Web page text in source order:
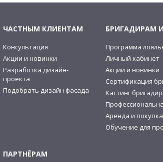
ЧАСТНЫМ КЛИЕНТАМ
Консультация
Акции и новинки
Разработка дизайн-
проекта
Подобрать дизайн фасада
БРИГАДИРАМ
Программа
Личный кабинет
Акции и новинки
Сертификация
Кастинг
Аренда и
Обучение для
ПАРТНЁРАМ